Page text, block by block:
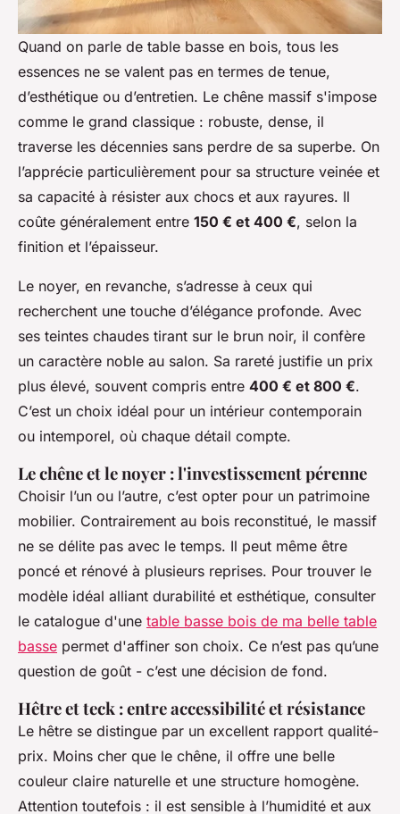
Quand on parle de table basse en bois, tous les
essences ne se valent pas en termes de tenue,
d’esthétique ou d’entretien. Le chêne massif s'impose
comme le grand classique : robuste, dense, il
traverse les décennies sans perdre de sa superbe. On
l’apprécie particulièrement pour sa structure veinée et
sa capacité à résister aux chocs et aux rayures. Il
coûte généralement entre 150 € et 400 €, selon la
finition et l’épaisseur.
Le noyer, en revanche, s’adresse à ceux qui
recherchent une touche d’élégance profonde. Avec
ses teintes chaudes tirant sur le brun noir, il confère
un caractère noble au salon. Sa rareté justifie un prix
plus élevé, souvent compris entre 400 € et 800 €.
C’est un choix idéal pour un intérieur contemporain
ou intemporel, où chaque détail compte.
Le chêne et le noyer : l'investissement pérenne
Choisir l’un ou l’autre, c’est opter pour un patrimoine
mobilier. Contrairement au bois reconstitué, le massif
ne se délite pas avec le temps. Il peut même être
poncé et rénové à plusieurs reprises. Pour trouver le
modèle idéal alliant durabilité et esthétique, consulter
le catalogue d'une table basse bois de ma belle table
basse permet d'affiner son choix. Ce n’est pas qu’une
question de goût - c’est une décision de fond.
Hêtre et teck : entre accessibilité et résistance
Le hêtre se distingue par un excellent rapport qualité-
prix. Moins cher que le chêne, il offre une belle
couleur claire naturelle et une structure homogène.
Attention toutefois : il est sensible à l’humidité et aux